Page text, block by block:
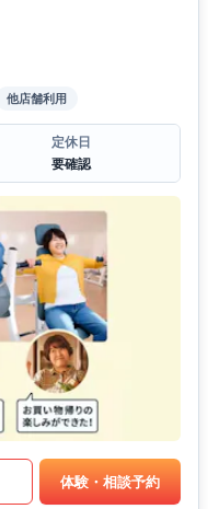
他店舗利用
定休日
要確認
体験・相談予約